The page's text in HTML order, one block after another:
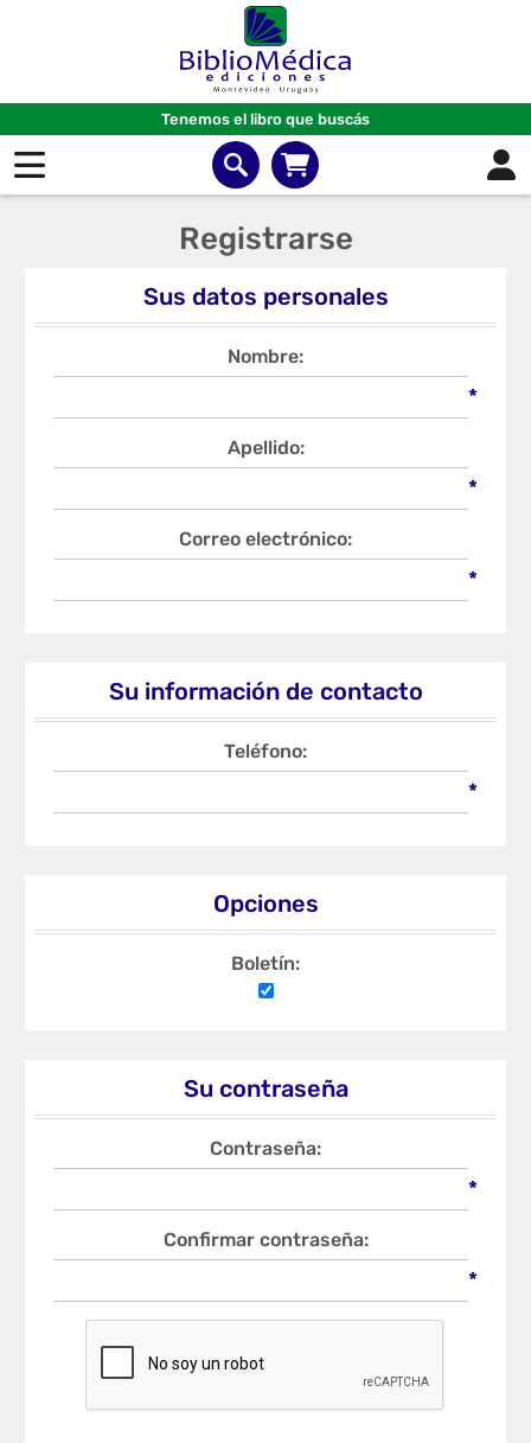
Tenemos el libro que buscás
Registrarse
Sus datos personales
Nombre:
*
Apellido:
*
Correo electrónico:
*
Su información de contacto
Teléfono:
*
Opciones
Boletín:
Su contraseña
Contraseña:
*
Confirmar contraseña:
*